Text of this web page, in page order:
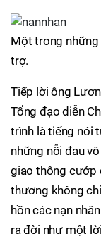
Một trong
trợ.
Tiếp lời ông
Tổng đạo diễn
trình là tiếng nói
những nỗi đau
giao thông cướp
thương không
hồn các nạn
ra đời như một